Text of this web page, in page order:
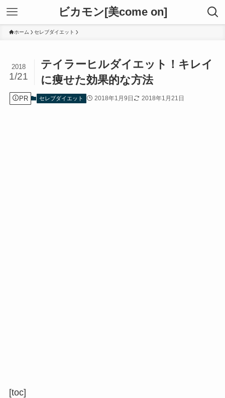
ビカモン[美come on]
ホーム セレブダイエット
テイラーヒルダイエット！キレイ
に痩せた効果的な方法
2018
1/21
PR セレブダイエット 2018年1月9日 2018年1月21日
[toc]